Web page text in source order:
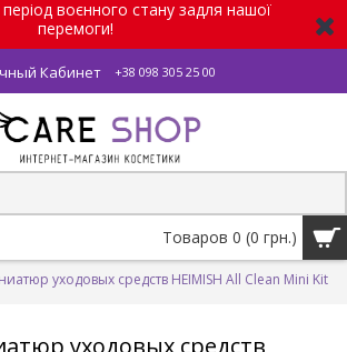
воєнного стану задля нашої
перемоги!
Кабинет +38 098 305 25 00
Товаров 0 (0 грн.)
уходовых средств HEIMISH All Clean Mini Kit
уходовых средств